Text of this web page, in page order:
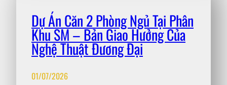
Dự Án Căn 2 Phòng Ngủ Tại Phân
Khu SM – Bản Giao Hưởng Của
Nghệ Thuật Đương Đại
01/07/2026